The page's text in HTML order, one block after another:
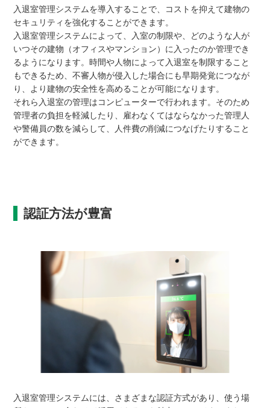
入退室管理システムを導入することで、コストを抑えて建物の
セキュリティを強化することができます。
入退室管理システムによって、入室の制限や、どのような人が
いつその建物（オフィスやマンション）に入ったのか管理でき
るようになります。時間や人物によって入退室を制限すること
もできるため、不審人物が侵入した場合にも早期発覚につなが
り、より建物の安全性を高めることが可能になります。
それら入退室の管理はコンピューターで行われます。そのため
管理者の負担を軽減したり、雇わなくてはならなかった管理人
や警備員の数を減らして、人件費の削減につなげたりすること
ができます。
認証方法が豊富
入退室管理システムには、さまざまな認証方式があり、使う場